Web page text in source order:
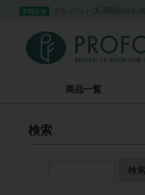
お知らせ クレジット決済開始のお
商品一覧
検索
検索